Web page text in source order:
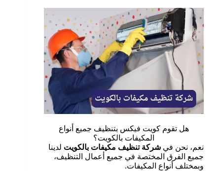
هل تقوم كويت فيكس بتنظيف جميع أنواع
المكيفات بالكويت؟
نعم، نحن في شركة تنظيف مكيفات بالكويت لدينا
جميع الفرق المختصة في جميع أعمال التنظيف،
وبمختلف أنواع المكيفات.